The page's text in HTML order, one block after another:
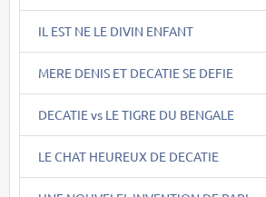
IL EST NE LE DIVIN ENFANT
MERE DENIS ET DECATIE SE DEFIE
DECATIE vs LE TIGRE DU BENGALE
LE CHAT HEUREUX DE DECATIE